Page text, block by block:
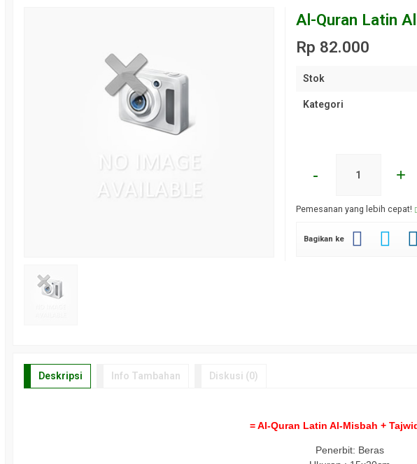
Al-Quran Latin
Rp 82.000
Stok
Kategori
- +
Pemesanan yang lebih cepat!
Bagikan ke
Deskripsi Info Tambahan Diskusi (0)
= Al-Quran Latin Al-Misbah +
Penerbit: Beras